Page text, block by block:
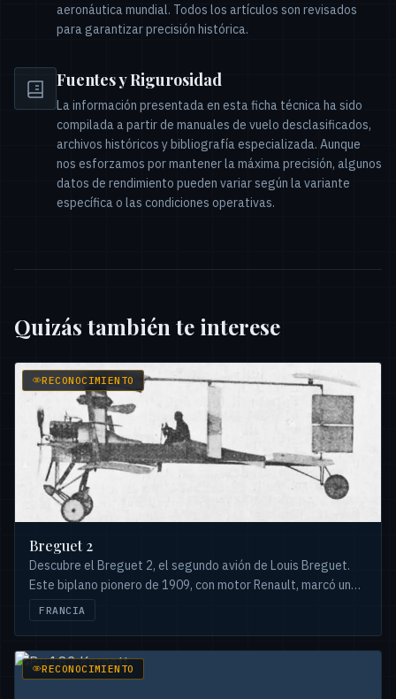
aeronáutica mundial. Todos los artículos son revisados
para garantizar precisión histórica.
Fuentes y Rigurosidad
La información presentada en esta ficha técnica ha sido
compilada a partir de manuales de vuelo desclasificados,
archivos históricos y bibliografía especializada. Aunque
nos esforzamos por mantener la máxima precisión, algunos
datos de rendimiento pueden variar según la variante
específica o las condiciones operativas.
Quizás también te interese
RECONOCIMIENTO
Breguet 2
Descubre el Breguet 2, el segundo avión de Louis Breguet.
Este biplano pionero de 1909, con motor Renault, marcó un
hito en la aviación temprana francesa.
FRANCIA
RECONOCIMIENTO